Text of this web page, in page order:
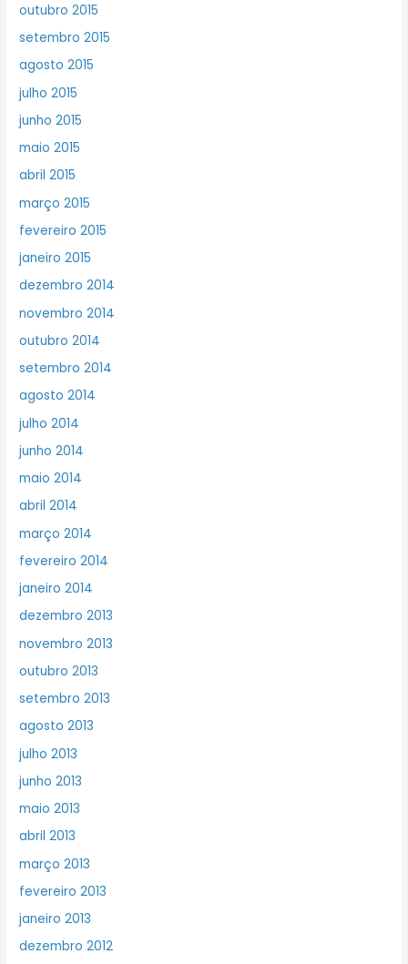
outubro 2015
setembro 2015
agosto 2015
julho 2015
junho 2015
maio 2015
abril 2015
março 2015
fevereiro 2015
janeiro 2015
dezembro 2014
novembro 2014
outubro 2014
setembro 2014
agosto 2014
julho 2014
junho 2014
maio 2014
abril 2014
março 2014
fevereiro 2014
janeiro 2014
dezembro 2013
novembro 2013
outubro 2013
setembro 2013
agosto 2013
julho 2013
junho 2013
maio 2013
abril 2013
março 2013
fevereiro 2013
janeiro 2013
dezembro 2012